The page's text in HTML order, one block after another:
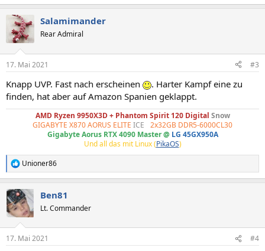
Salamimander
Rear Admiral
17. Mai 2021 #3
Knapp UVP. Fast nach erscheinen
. Harter Kampf eine zu
finden, hat aber auf Amazon Spanien geklappt.
AMD Ryzen 9950X3D + Phantom Spirit 120 Digital Snow
GIGABYTE X870 AORUS ELITE ICE
2x32GB DDR5-6000CL30
Gigabyte Aorus RTX 4090 Master @ LG 45GX950A
Und all das mit Linux (PikaOS)
R
e
k
t
i
e
Unioner86
Ben81
Lt. Commander
17. Mai 2021 #4